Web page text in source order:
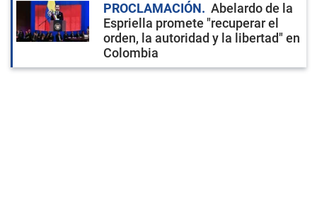
PROCLAMACIÓN
Abelardo de la
Espriella promete "recuperar el
orden, la autoridad y la libertad" en
Colombia